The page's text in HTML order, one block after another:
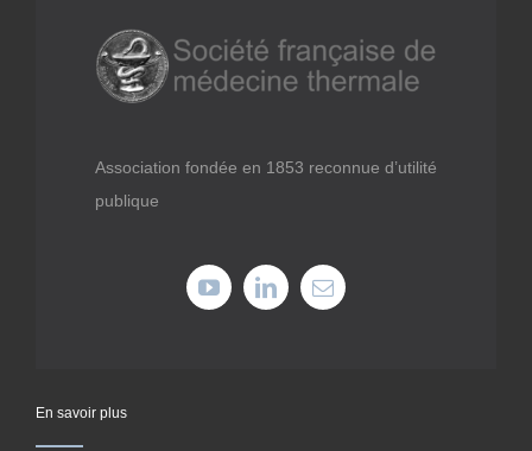
Association fondée en 1853 reconnue d’utilité
publique
En savoir plus